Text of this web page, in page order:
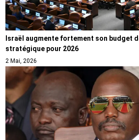
Israël augmente fortement son budget
stratégique pour 2026
2 Mai, 2026